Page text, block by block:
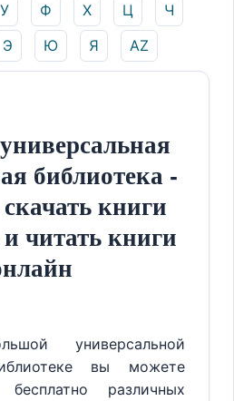
У Ф Х Ц
Ч
Э Ю Я AZ
библиотека -
книги
читать книги
универсальной
вы можете
различных